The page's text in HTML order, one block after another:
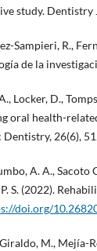
study. Dentistry
Sampieri, R.,
de la
Locker, D.,
oral health-
Dentistry, 26(6),
A. A., Sacoto
S. (2022).
doi.org/
M., Mejía-